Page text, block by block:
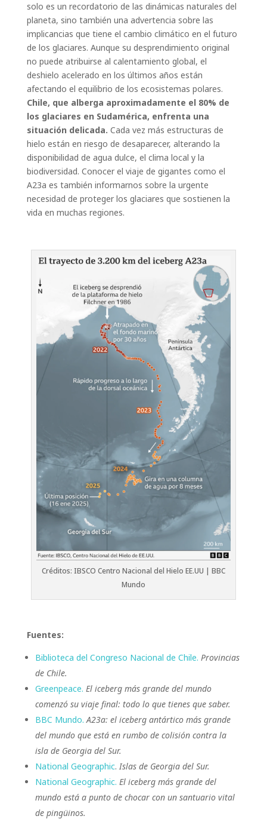
solo es un recordatorio de las dinámicas naturales del
planeta, sino también una advertencia sobre las
implicancias que tiene el cambio climático en el futuro
de los glaciares. Aunque su desprendimiento original
no puede atribuirse al calentamiento global, el
deshielo acelerado en los últimos años están
afectando el equilibrio de los ecosistemas polares.
Chile, que alberga aproximadamente el 80% de
los glaciares en Sudamérica, enfrenta una
situación delicada. Cada vez más estructuras de
hielo están en riesgo de desaparecer, alterando la
disponibilidad de agua dulce, el clima local y la
biodiversidad. Conocer el viaje de gigantes como el
A23a es también informarnos sobre la urgente
necesidad de proteger los glaciares que sostienen la
vida en muchas regiones.
Créditos: IBSCO Centro Nacional del Hielo EE.UU | BBC
Mundo
Fuentes:
Biblioteca del Congreso Nacional de Chile. Provincias
de Chile.
Greenpeace. El iceberg más grande del mundo
comenzó su viaje final: todo lo que tienes que saber.
BBC Mundo.A23a: el iceberg antártico más grande
del mundo que está en rumbo de colisión contra la
isla de Georgia del Sur.
National Geographic. Islas de Georgia del Sur.
National Geographic. El iceberg más grande del
mundo está a punto de chocar con un santuario vital
de pingüinos.